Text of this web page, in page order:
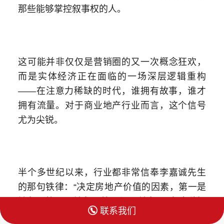
那些能够掌控叙事权的人。
这可能并非仅仅是营销圈的又一次概念狂欢，
而是实体经济正在面临的一场深层逻辑重构
——在注意力稀缺的时代，谁拥有故事，谁才
拥有流量。对于商业地产行业而言，这个信号
尤为尖锐。
半个多世纪以来，行业都非常信奉李嘉诚先生
的那句铁律：“决定房地产价值的因素，第一是
性思维下，拿地、盖楼、招商的公式被无限复
 联系我们